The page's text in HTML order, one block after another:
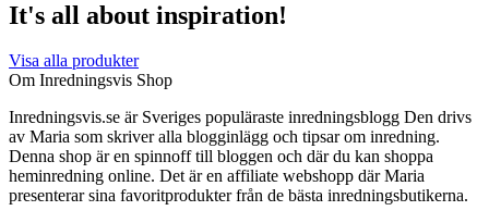
It's all about inspiration!
Visa alla produkter
Om Inredningsvis Shop
Inredningsvis.se är Sveriges populäraste inredningsblogg Den drivs
av Maria som skriver alla blogginlägg och tipsar om inredning.
Denna shop är en spinnoff till bloggen och där du kan shoppa
heminredning online. Det är en affiliate webshopp där Maria
presenterar sina favoritprodukter från de bästa inredningsbutikerna.